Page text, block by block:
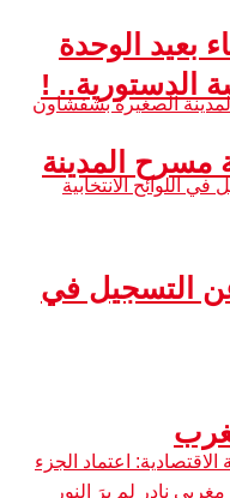
الدستورية.. !
عن التسجيل في
بعيد الوحدة
المدينة